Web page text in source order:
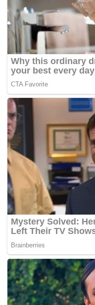
Bukit Naning, Md
“Namun semua
Besar Johor ini
apa juga keputusan
terima.
“Namun perkara
diberikan kepada
rakyat,”
Sementara itu,
nama calon sekiranya
“Kita tunggu titah
Jika Tuanku titah maka
Amanah belum hantar
itu.
Sumber itu turut
Dr. Sahruddin dari
Sekitar dan Pertanian
Mohd Khuzzan